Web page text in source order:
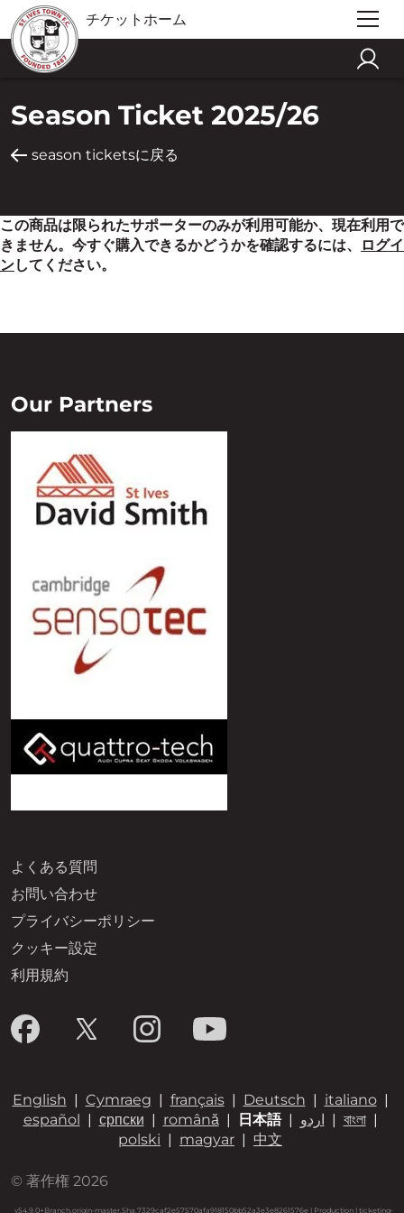
チケットホーム
Season Ticket 2025/26
season ticketsに戻る
この商品は限られたサポーターのみが利用可能か、現在利用で
きません。今すぐ購入できるかどうかを確認するには、
ログイ
ンしてください。
よくある質問
お問い合わせ
プライバシーポリシー
クッキー設定
利用規約
Our Partners
English | Cymraeg | français| Deutsch | italiano|
español | српски | română| 日本語| اردو | বাংলা|
polski | magyar | 中文
© 著作権 2026
v54.9.0+Branch.origin-master.Sha.7329caf2e57570afa918150bb52a3e3e8261576e | Production | ticketing-